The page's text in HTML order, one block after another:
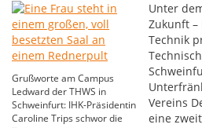
Grußworte am Campus
Ledward der THWS in
Schweinfurt: IHK-Präsidentin
Caroline Trips schwor die
Unter
Zukunft –
Technik
Vereins
eine